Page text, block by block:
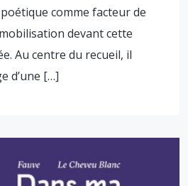
comme facteur de
devant cette
Au centre du recueil, il
d’une […]